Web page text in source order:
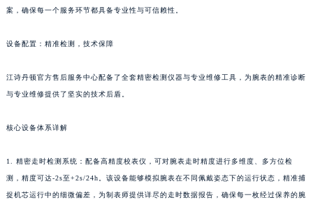
案，确保每一个服务环节都具备专业性与可信赖性。
设备配置：精准检测，技术保障
江诗丹顿官方售后服务中心配备了全套精密检测仪器与专业维修工具，为腕表的精准诊断
与专业维修提供了坚实的技术后盾。
核心设备体系详解
1. 精密走时检测系统：配备高精度校表仪，可对腕表走时精度进行多维度、多方位检
测，精度可达-2s至+2s/24h。该设备能够模拟腕表在不同佩戴姿态下的运行状态，精准捕
捉机芯运行中的细微偏差，为制表师提供详尽的走时数据报告，确保每一枚经过保养的腕